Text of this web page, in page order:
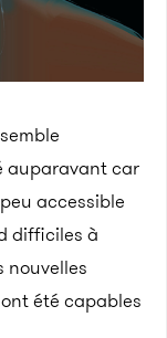
auparavant car
accessible
difficiles à
nouvelles
ont été capables